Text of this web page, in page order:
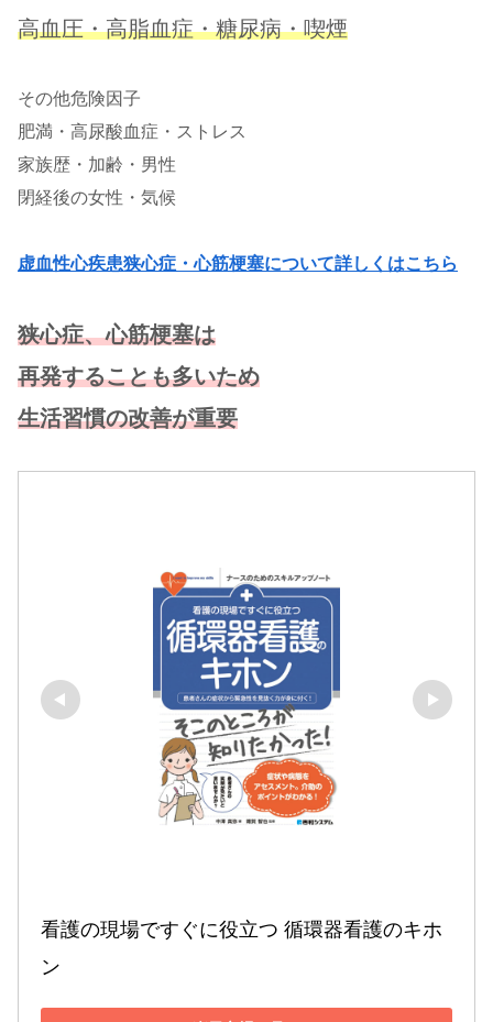
高血圧・高脂血症・糖尿病・喫煙
その他危険因子
肥満・高尿酸血症・ストレス
家族歴・加齢・男性
閉経後の女性・気候
虚血性心疾患狭心症・心筋梗塞について詳しくはこちら
狭心症、心筋梗塞は
再発することも多いため
生活習慣の改善が重要
看護の現場ですぐに役立つ 循環器看護のキホ
ン